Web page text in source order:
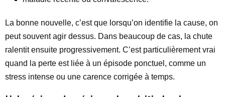
La bonne nouvelle, c’est que lorsqu’on identifie la cause, on
peut souvent agir dessus. Dans beaucoup de cas, la chute
ralentit ensuite progressivement. C’est particulièrement vrai
quand la perte est liée à un épisode ponctuel, comme un
stress intense ou une carence corrigée à temps.